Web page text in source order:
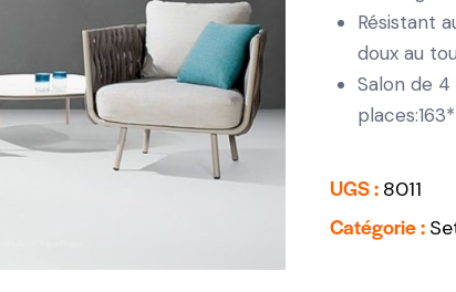
Résistant
doux au
Salon de
UGS : 8011
Catégorie :